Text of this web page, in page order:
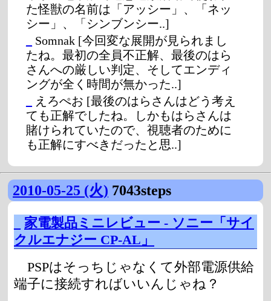
た怪獣の名前は「アッシー」、「ネッ
シー」、「シンブンシー..]
Somnak [今回変な展開が見られまし
たね。最初の全員不正解、最後のはら
さんへの厳しい判定、そしてエンディ
ングが全く時間が無かった..]
えろぺお [最後のはらさんはどう考え
ても正解でしたね。しかもはらさんは
賭けられていたので、視聴者のために
も正解にすべきだったと思..]
2010-05-25 (火) 7043steps
家電製品ミニレビュー - ソニー「サイ
クルエナジー CP-AL」
PSPはそっちじゃなくて外部電源供給
端子に接続すればいいんじゃね？